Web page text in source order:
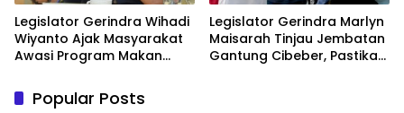
Legislator Gerindra Wihadi
Wiyanto Ajak Masyarakat
Awasi Program Makan
Sasaran
Legislator Gerindra Marlyn
Maisarah Tinjau Jembatan
Gantung Cibeber, Pastikan
Popular Posts